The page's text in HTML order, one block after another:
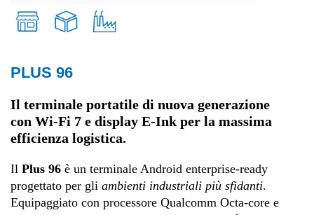
Trasporti e logistica
Produzione
PLUS 96
Il terminale portatile di nuova generazione
con Wi-Fi 7 e display E-Ink per la massima
efficienza logistica.
Il Plus 96 è un terminale Android enterprise-ready
progettato per gli ambienti industriali più sfidanti.
Equipaggiato con processore Qualcomm Octa-core e